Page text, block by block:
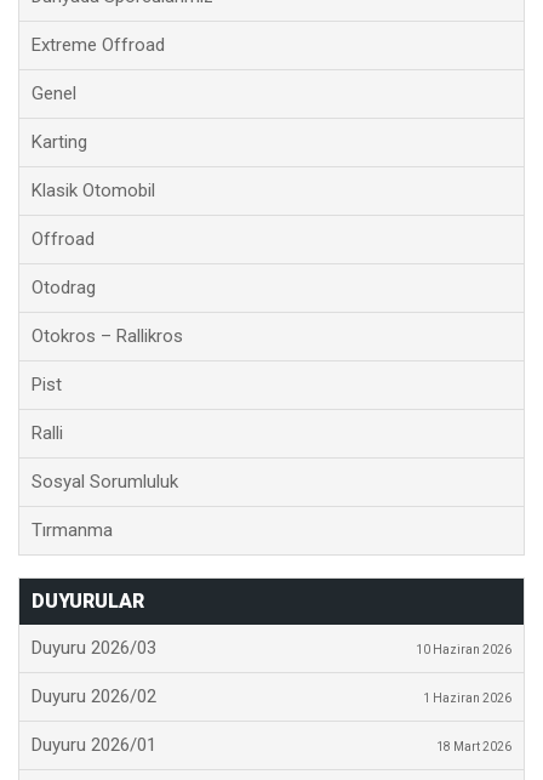
Extreme Offroad
Genel
Karting
Klasik Otomobil
Offroad
Otodrag
Otokros – Rallikros
Pist
Ralli
Sosyal Sorumluluk
Tırmanma
DUYURULAR
Duyuru 2026/03 10 Haziran 2026
Duyuru 2026/02 1 Haziran 2026
Duyuru 2026/01 18 Mart 2026